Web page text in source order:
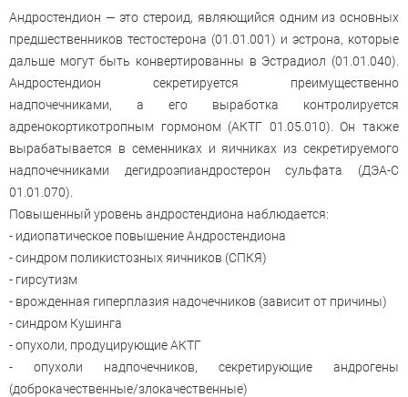
Андростендион — это стероид, являющийся одним из основных
предшественников тестостерона (01.01.001) и эстрона, которые
дальше могут быть конвертированны в Эстрадиол (01.01.040).
Андростендион секретируется преимущественно
надпочечниками, а его выработка контролируется
адренокортикотропным гормоном (АКТГ 01.05.010). Он также
вырабатывается в семенниках и яичниках из секретируемого
надпочечниками дегидроэпиандростерон сульфата (ДЭА-С
01.01.070).
Повышенный уровень андростендиона наблюдается:
- идиопатическое повышение Андростендиона
- синдром поликистозных яичников (СПКЯ)
- гирсутизм
- врожденная гиперплазия надочечников (зависит от причины)
- синдром Кушинга
- опухоли, продуцирующие АКТГ
- опухоли надпочечников, секретирующие андрогены
(доброкачественные/злокачественные)